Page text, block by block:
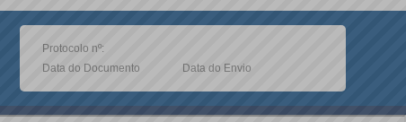
Protocolo nº:
Data do Documento
Data do Envio